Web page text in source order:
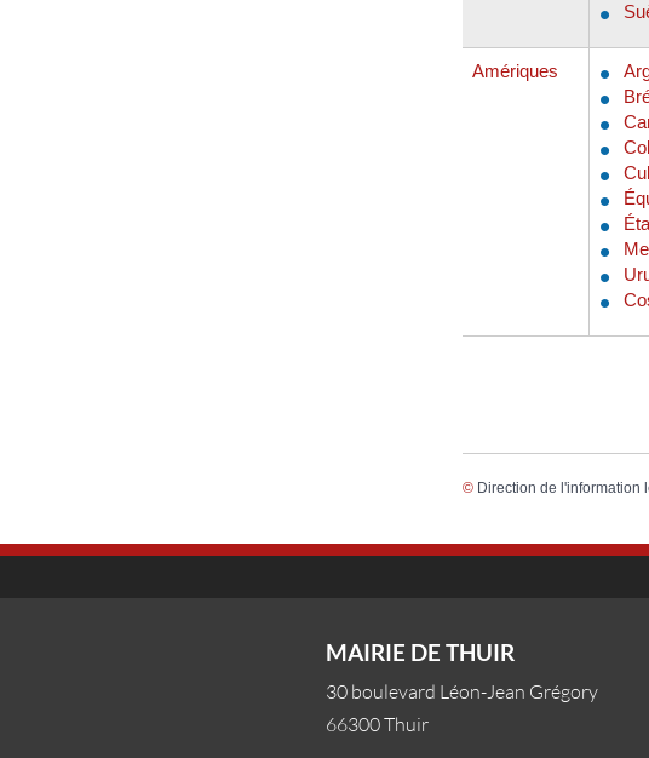
Amériques
© Direction de l'information
MAIRIE DE THUIR
30 boulevard Léon-Jean Grégory
66300 Thuir